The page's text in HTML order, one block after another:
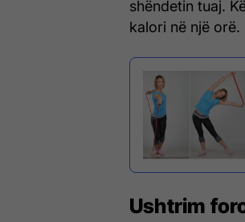
shëndetin tuaj.
kalori në një orë.
Ushtrim